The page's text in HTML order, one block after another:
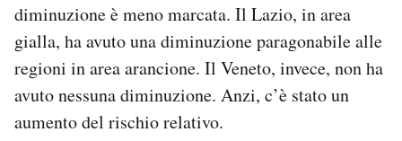
diminuzione è meno marcata. Il Lazio, in area
gialla, ha avuto una diminuzione paragonabile alle
regioni in area arancione. Il Veneto, invece, non ha
avuto nessuna diminuzione. Anzi, c’è stato un
aumento del rischio relativo.